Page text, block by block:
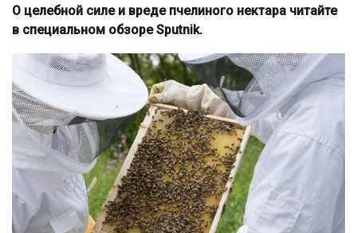
О целебной силе и вреде пчелиного нектара читайте
в специальном обзоре Sputnik.